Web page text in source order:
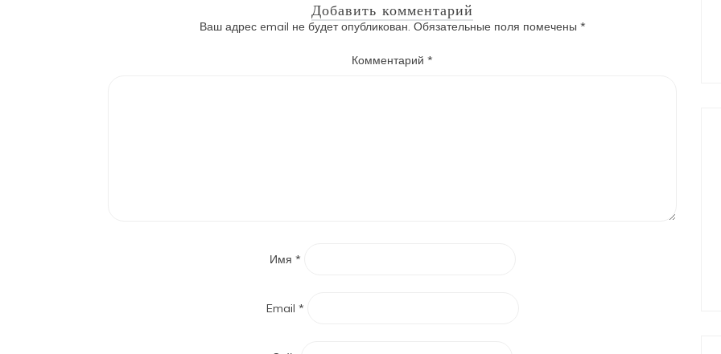
Добавить комментарий
Ваш адрес email не будет опубликован. Обязательные поля помечены *
Комментарий*
Имя *
Email *